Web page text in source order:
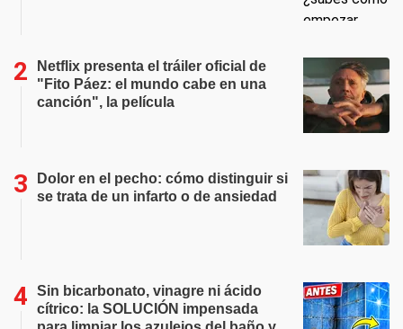
Netflix presenta el tráiler oficial de
"Fito Páez: el mundo cabe en una
canción", la película
Dolor en el pecho: cómo distinguir si
se trata de un infarto o de ansiedad
Sin bicarbonato, vinagre ni ácido
cítrico: la SOLUCIÓN impensada